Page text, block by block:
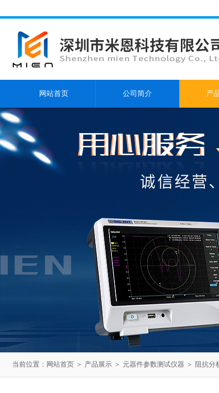
网站首页 公司简介 产
当前位置： 网站首页 ＞ 产品展示 ＞ 元器件参数测试仪器 ＞ 阻抗分